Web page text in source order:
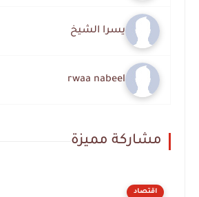
يسرا الشيخ
rwaa nabeel
مشاركة مميزة
اقتصاد